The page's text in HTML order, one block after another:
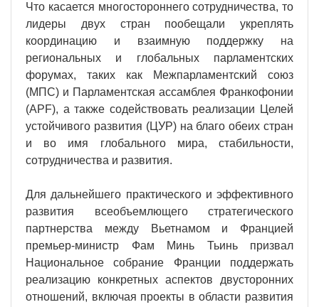
Что касается многостороннего сотрудничества, то
лидеры двух стран пообещали укреплять
координацию и взаимную поддержку на
региональных и глобальных парламентских
форумах, таких как Межпарламентский союз
(МПС) и Парламентская ассамблея Франкофонии
(APF), а также содействовать реализации Целей
устойчивого развития (ЦУР) на благо обеих стран
и во имя глобального мира, стабильности,
сотрудничества и развития.
Для дальнейшего практического и эффективного
развития всеобъемлющего стратегического
партнерства между Вьетнамом и Францией
премьер-министр Фам Минь Тьинь призвал
Национальное собрание Франции поддержать
реализацию конкретных аспектов двусторонних
отношений, включая проекты в области развития